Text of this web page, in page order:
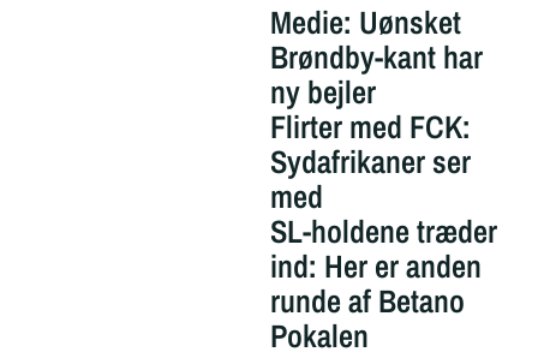
Medie: Uønsket
Brøndby-kant har
ny bejler
Flirter med FCK:
Sydafrikaner ser
med
SL-holdene træder
ind: Her er anden
runde af Betano
Pokalen